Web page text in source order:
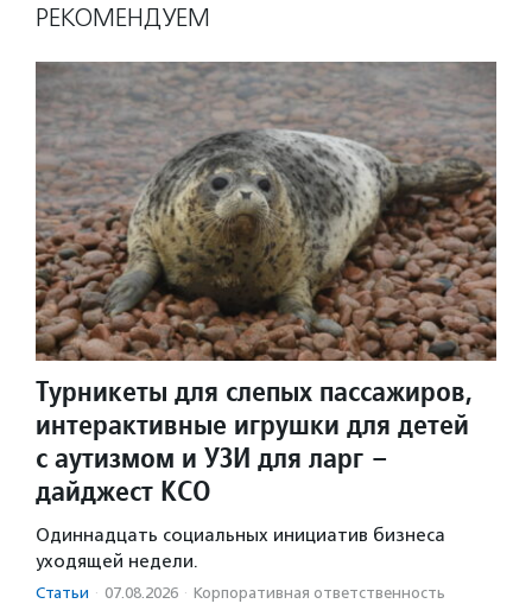
РЕКОМЕНДУЕМ
Турникеты для слепых пассажиров,
интерактивные игрушки для детей
с аутизмом и УЗИ для ларг –
дайджест КСО
Одиннадцать социальных инициатив бизнеса
уходящей недели.
Статьи · 07.08.2026 · Корпоративная ответственность